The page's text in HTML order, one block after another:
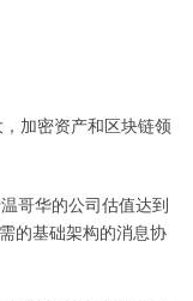
加密资产和区块链领
哥华的公司估值达到
的基础架构的消息协